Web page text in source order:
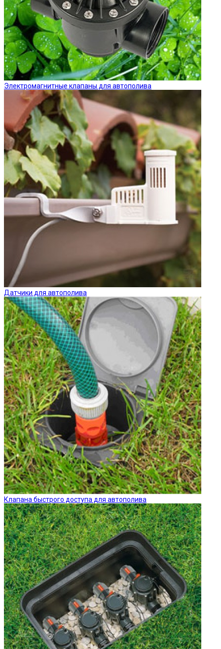
Электромагнитные клапаны для автополива
Датчики для автополива
Клапана быстрого доступа для автополива